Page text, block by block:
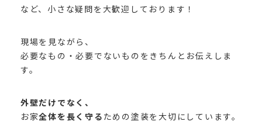
など、小さな疑問を大歓迎しております！
現場を見ながら、
必要なもの・必要でないものをきちんとお伝えしま
す。
外壁だけでなく、
お家全体を長く守る ための塗装を大切にしています。